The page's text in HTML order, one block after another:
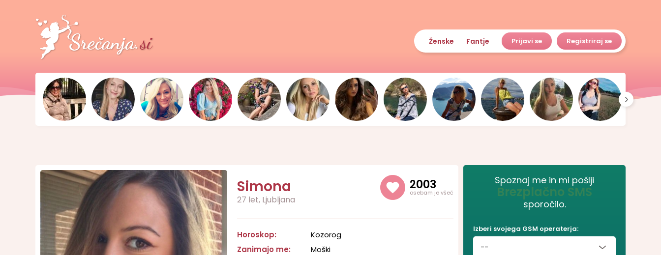
Ženske Fantje Prijavi se Registriraj se
Simona
27 let, Ljubljana
2003
osebam je všeč
Horoskop:
Kozorog
Zanimajo me:
Moški
Spoznaj me in mi pošlji
Brezplačno SMS
sporočilo.
Izberi svojega GSM operaterja:
--